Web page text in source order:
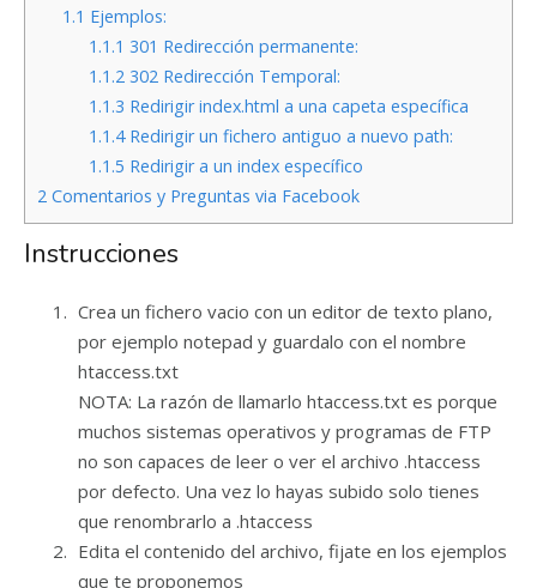
1.1 Ejemplos:
1.1.1 301 Redirección permanente:
1.1.2302 Redirección Temporal:
1.1.3 Redirigir index.html a una capeta específica
1.1.4Redirigir un fichero antiguo a nuevo path:
1.1.5 Redirigir a un index específico
2 Comentarios y Preguntas via Facebook
Instrucciones
Crea un fichero vacio con un editor de texto plano,
por ejemplo notepad y guardalo con el nombre
htaccess.txt
NOTA: La razón de llamarlo htaccess.txt es porque
muchos sistemas operativos y programas de FTP
no son capaces de leer o ver el archivo .htaccess
por defecto. Una vez lo hayas subido solo tienes
que renombrarlo a .htaccess
Edita el contenido del archivo, fijate en los ejemplos
que te proponemos